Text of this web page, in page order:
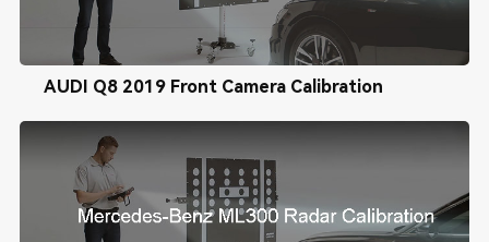
AUDI Q8 2019 Front Camera Calibration